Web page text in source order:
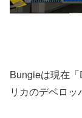
Bungieは現在
リカのデベロッ